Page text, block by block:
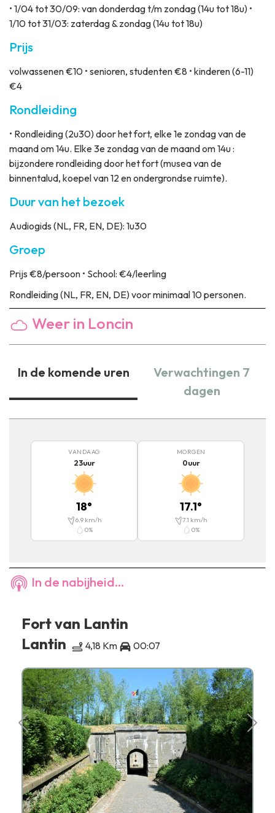
• 1/04 tot 30/09: van donderdag t/m zondag (14u tot 18u) •
1/10 tot 31/03: zaterdag & zondag (14u tot 18u)
Prijs
volwassenen €10 • senioren, studenten €8 • kinderen (6-11)
€4
Rondleiding
• Rondleiding (2u30) door het fort, elke 1e zondag van de
maand om 14u. Elke 3e zondag van de maand om 14u :
bijzondere rondleiding door het fort (musea van de
binnentalud, koepel van 12 en ondergrondse ruimte).
Duur van het bezoek
Audiogids (NL, FR, EN, DE): 1u30
Groep
Prijs €8/persoon • School: €4/leerling
Rondleiding(NL, FR, EN, DE) voor minimaal 10 personen.
Weer in Loncin
In de komende uren
Verwachtingen 7
dagen
VANDAAG
23uur
18°
6.9km/h
0%
MORGEN
0uur
17.1°
7.1 km/h
0%
In de nabijheid...
Fort van Lantin
Lantin
4,18 Km 00:07